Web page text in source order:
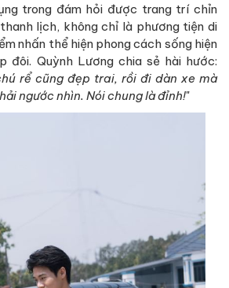
trong đám hỏi được trang trí chỉn
lịch, không chỉ là phương tiện di
nhấn thể hiện phong cách sống hiện
đôi. Quỳnh Lương chia sẻ hài hước:
rể cũng đẹp trai, rồi đi dàn xe mà
ngước nhìn. Nói chung là đỉnh!"